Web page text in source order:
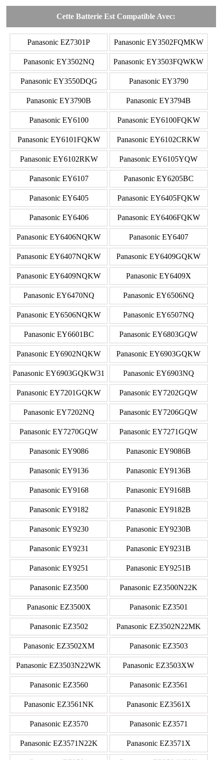
Cette Batterie Est Compatible Avec:
Panasonic EZ7301P Panasonic EY3502FQMKW
Panasonic EY3502NQ Panasonic EY3503FQWKW
Panasonic EY3550DQG Panasonic EY3790
Panasonic EY3790B Panasonic EY3794B
Panasonic EY6100 Panasonic EY6100FQKW
Panasonic EY6101FQKW Panasonic EY6102CRKW
Panasonic EY6102RKW Panasonic EY6105YQW
Panasonic EY6107 Panasonic EY6205BC
Panasonic EY6405 Panasonic EY6405FQKW
Panasonic EY6406 Panasonic EY6406FQKW
Panasonic EY6406NQKW Panasonic EY6407
Panasonic EY6407NQKW Panasonic EY6409GQKW
Panasonic EY6409NQKW Panasonic EY6409X
Panasonic EY6470NQ Panasonic EY6506NQ
Panasonic EY6506NQKW Panasonic EY6507NQ
Panasonic EY6601BC Panasonic EY6803GQW
Panasonic EY6902NQKW Panasonic EY6903GQKW
Panasonic EY6903GQKW31 Panasonic EY6903NQ
Panasonic EY7201GQKW Panasonic EY7202GQW
Panasonic EY7202NQ Panasonic EY7206GQW
Panasonic EY7270GQW Panasonic EY7271GQW
Panasonic EY9086 Panasonic EY9086B
Panasonic EY9136 Panasonic EY9136B
Panasonic EY9168 Panasonic EY9168B
Panasonic EY9182 Panasonic EY9182B
Panasonic EY9230 Panasonic EY9230B
Panasonic EY9231 Panasonic EY9231B
Panasonic EY9251 Panasonic EY9251B
Panasonic EZ3500 Panasonic EZ3500N22K
Panasonic EZ3500X Panasonic EZ3501
Panasonic EZ3502 Panasonic EZ3502N22MK
Panasonic EZ3502XM Panasonic EZ3503
Panasonic EZ3503N22WK Panasonic EZ3503XW
Panasonic EZ3560 Panasonic EZ3561
Panasonic EZ3561NK Panasonic EZ3561X
Panasonic EZ3570 Panasonic EZ3571
Panasonic EZ3571N22K Panasonic EZ3571X